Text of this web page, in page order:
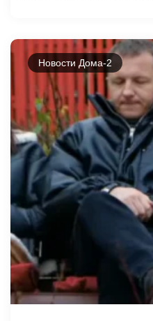
Новости Дома-2